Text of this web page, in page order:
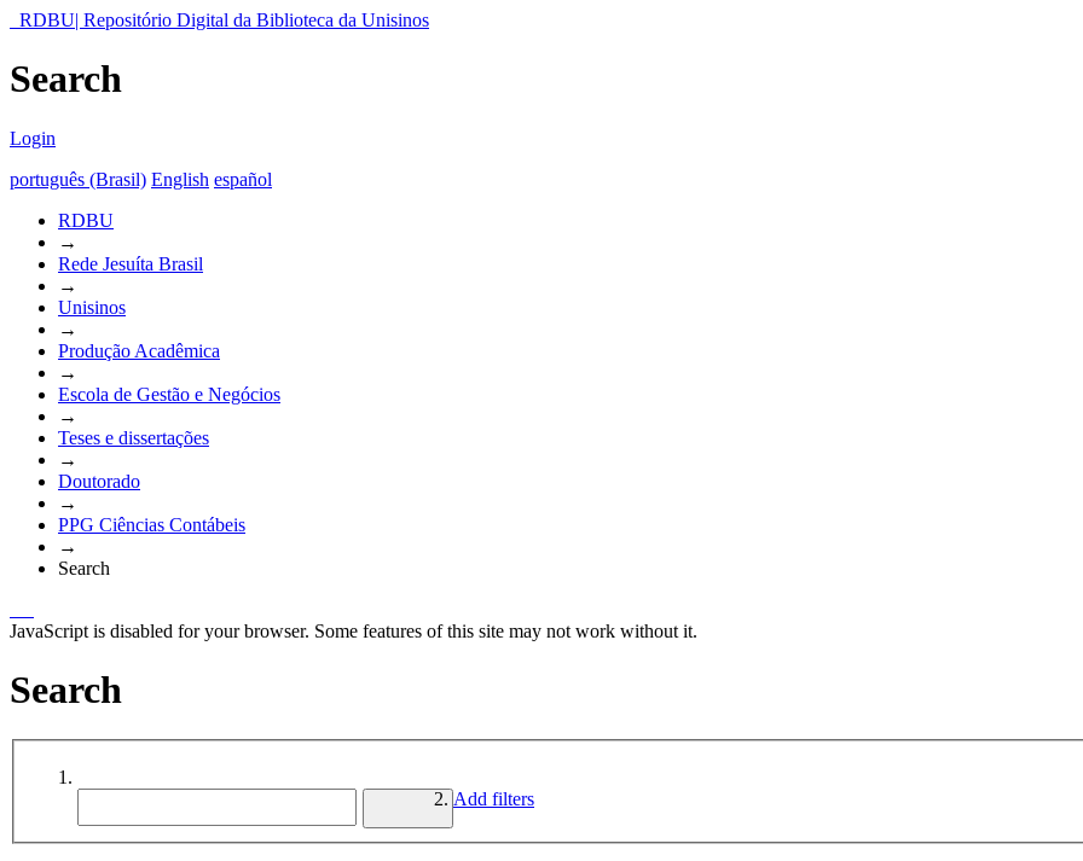
RDBU| Repositório Digital da Biblioteca da Unisinos
Search
Login
português (Brasil) English español
RDBU
→
Rede Jesuíta Brasil
→
Unisinos
→
Produção Acadêmica
→
Escola de Gestão e Negócios
→
Teses e dissertações
→
Doutorado
→
PPG Ciências Contábeis
→
Search
JavaScript is disabled for your browser. Some features of this site may not work without it.
Search
Add filters